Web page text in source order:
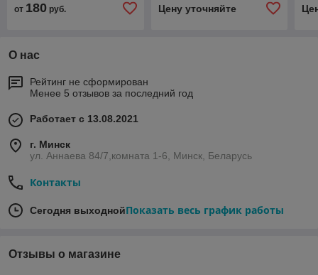
от 180 руб.
радиальные
Цену уточняйте
О нас
Рейтинг не сформирован
Менее 5 отзывов за последний год
Работает с 13.08.2021
г. Минск
ул. Аннаева 84/7,комната 1-6, Минск, Беларусь
Контакты
Сегодня выходнойПоказать весь график работы
Отзывы о магазине